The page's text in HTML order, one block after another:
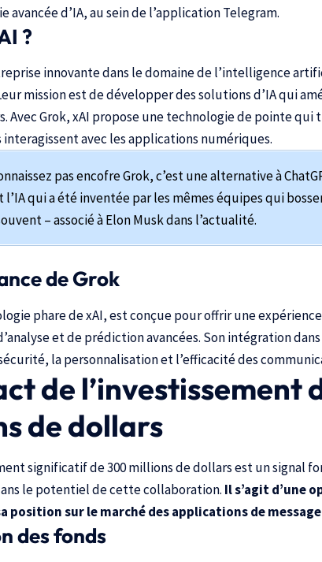
avancée d’IA, au sein de l’application Telegram.
?
innovante dans le domaine de l’intelligence
mission est de développer des solutions d’IA qui
Avec Grok, xAI propose une technologie de pointe qui
avec les applications numériques.
pas encofre Grok, c’est une alternative à
l’IA qui a été inventée par les mêmes équipes qui
– associé à Elon Musk dans l’actualité.
de Grok
phare de xAI, est conçue pour offrir une
et de prédiction avancées. Son intégration dans
la personnalisation et l’efficacité des
de l’investissement
de dollars
significatif de 300 millions de dollars est un signal
le potentiel de cette collaboration. Il s’agit d’une
position sur le marché des applications de
des fonds